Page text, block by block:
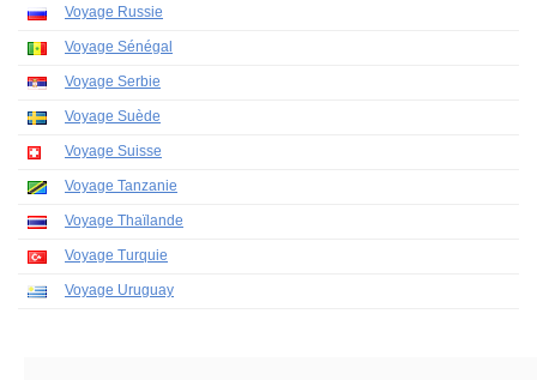
Voyage Russie
Voyage Sénégal
Voyage Serbie
Voyage Suède
Voyage Suisse
Voyage Tanzanie
Voyage Thaïlande
Voyage Turquie
Voyage Uruguay